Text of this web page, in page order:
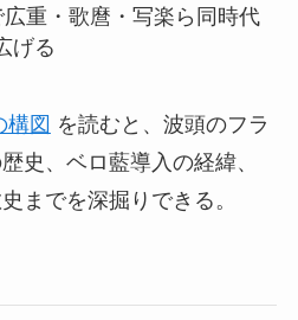
広重・歌麿・写楽ら同時代
げる
構図 を読むと、波頭のフラ
史、ベロ藍導入の経緯、
までを深掘りできる。